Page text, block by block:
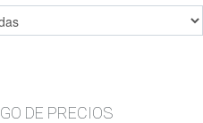
DE PRECIOS